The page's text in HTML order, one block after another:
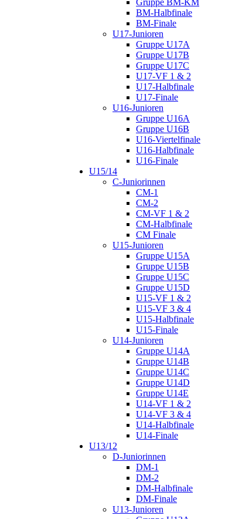
Gruppe BM-KM
BM-Halbfinale
BM-Finale
U17-Junioren
Gruppe U17A
Gruppe U17B
Gruppe U17C
U17-VF 1 & 2
U17-Halbfinale
U17-Finale
U16-Junioren
Gruppe U16A
Gruppe U16B
U16-Viertelfinale
U16-Halbfinale
U16-Finale
U15/14
C-Juniorinnen
CM-1
CM-2
CM-VF 1 & 2
CM-Halbfinale
CM Finale
U15-Junioren
Gruppe U15A
Gruppe U15B
Gruppe U15C
Gruppe U15D
U15-VF 1 & 2
U15-VF 3 & 4
U15-Halbfinale
U15-Finale
U14-Junioren
Gruppe U14A
Gruppe U14B
Gruppe U14C
Gruppe U14D
Gruppe U14E
U14-VF 1 & 2
U14-VF 3 & 4
U14-Halbfinale
U14-Finale
U13/12
D-Juniorinnen
DM-1
DM-2
DM-Halbfinale
DM-Finale
U13-Junioren